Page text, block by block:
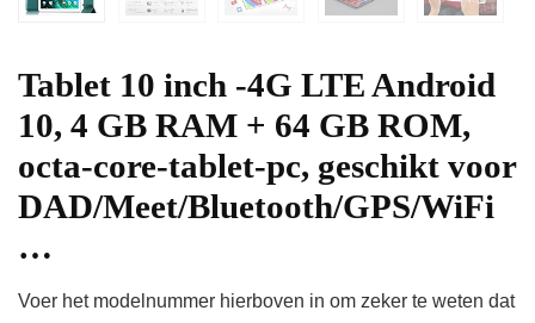
Tablet 10 inch -4G LTE Android
10, 4 GB RAM + 64 GB ROM,
octa-core-tablet-pc, geschikt voor
DAD/Meet/Bluetooth/GPS/WiFi
…
Voer het modelnummer hierboven in om zeker te weten dat